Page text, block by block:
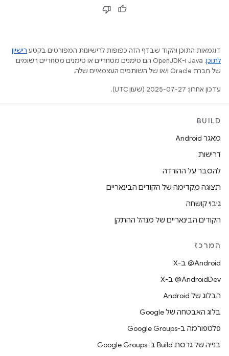
דוגמאות התוכן והקוד שבדף הזה כפופות לרישיונות המפורטים בקטע רישיון
לתוכן
.‏ Java ו-OpenJDK הם סימנים מסחריים או סימנים מסחריים רשומים
של חברת Oracle ו/או של השותפים העצמאיים שלה.
עדכון אחרון: 2025-07-27 (שעון UTC).
BUILD
מאגר Android
דרישות
להסבר על ההורדה
תצוגה מקדימה של הקודים הבינאריים
גיבוי קושחה
הקודים הבינאריים של מנהל ההתקן
המרכז
‫‎@Android ב-X
‫‎@AndroidDev ב-X
הבלוג של Android
בלוג האבטחה של Google
פלטפורמה ב-Google Groups
בנייה של גרסת Build ב-Google Groups